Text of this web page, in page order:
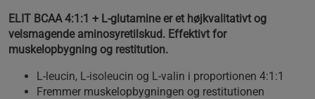
ELIT BCAA 4:1:1 + L-glutamine er et højkvalitativt og
velsmagende aminosyretilskud. Effektivt for
muskelopbygning og restitution.
L-leucin, L-isoleucin og L-valin i proportionen 4:1:1
Fremmer muskelopbygningen og restitutionen